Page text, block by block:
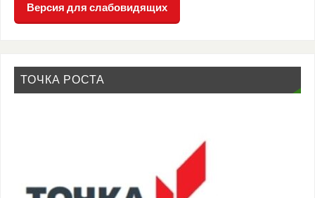
Версия для слабовидящих
ТОЧКА РОСТА